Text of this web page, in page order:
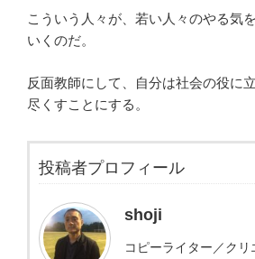
こういう人々が、若い人々のやる気
いくのだ。
反面教師にして、自分は社会の役に
尽くすことにする。
投稿者プロフィール
shoji
コピーライター／ク